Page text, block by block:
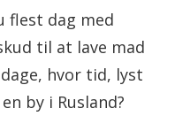
flest dag med
til at lave mad
hvor tid, lyst
by i Rusland?